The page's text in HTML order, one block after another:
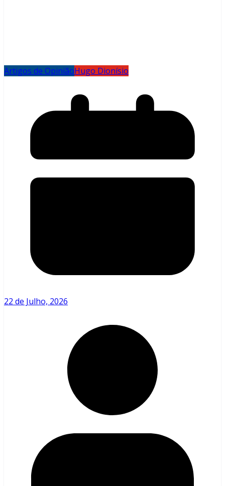
Artigos de OpiniãoHugo Dionísio
22 de Julho, 2026